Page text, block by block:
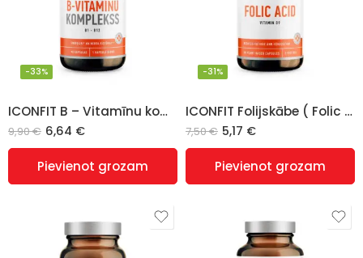
ICONFIT B – Vitamīnu komplekss N90
-33%
9,90€ 6,64 €
Pievienot grozam
ICONFIT Folijskābe ( Folic Acid ) (90 Kapsulas)
-31%
7,50€ 5,17 €
Pievienot grozam